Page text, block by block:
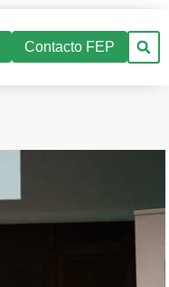
Contacto FEP